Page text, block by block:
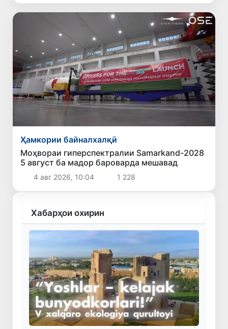
Ҳамкории байналхалқӣ
Моҳвораи гиперспектралии Samarkand-2028
5 август ба мадор бароварда мешавад
4 авг 2026, 10:04 1 228
Хабарҳои охирин